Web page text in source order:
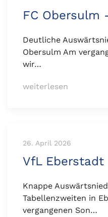
FC Obersulm
Deutliche
Obersulm Am
wir…
weiterlesen
26. April 2026
VfL Eberstadt
Knappe
Tabellenzweiten in
vergangenen Son…